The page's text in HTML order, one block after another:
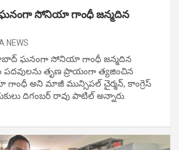
ఘ‌నంగా సోనియా గాంధీ జ‌న్మ‌దిన
NEWS
ఘ‌నంగా సోనియా గాంధీ జ‌న్మ‌దిన
ప‌ద‌వుల‌ను తృణ ప్రాయంగా త్య‌జించిన
అని మాజీ మున్సిప‌ల్ చైర్మ‌న్, కాంగ్రెస్
దిగంబ‌ర్ రావు పాటిల్ అన్నారు.